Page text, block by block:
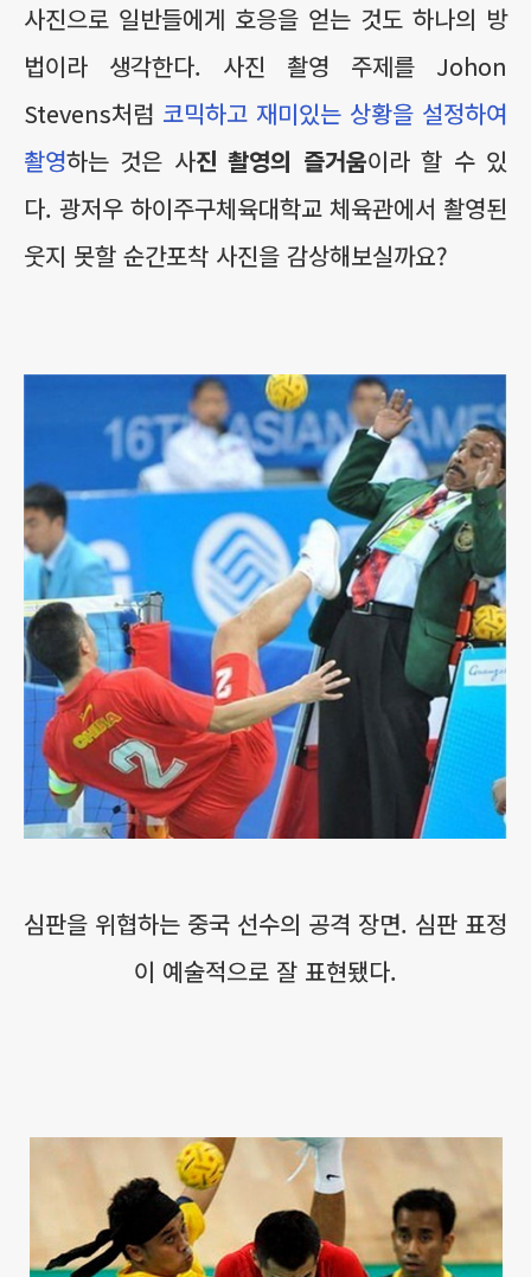
사진으로 일반들에게 호응을 얻는 것도 하나의 방
법이라 생각한다. 사진 촬영 주제를 Johon
Stevens처럼 코믹하고 재미있는 상황을 설정하여
촬영하는 것은 사진 촬영의 즐거움이라 할 수 있
다. 광저우 하이주구체육대학교 체육관에서 촬영된
웃지 못할 순간포착 사진을 감상해보실까요?
심판을 위협하는 중국 선수의 공격 장면. 심판 표정
이 예술적으로 잘 표현됐다.